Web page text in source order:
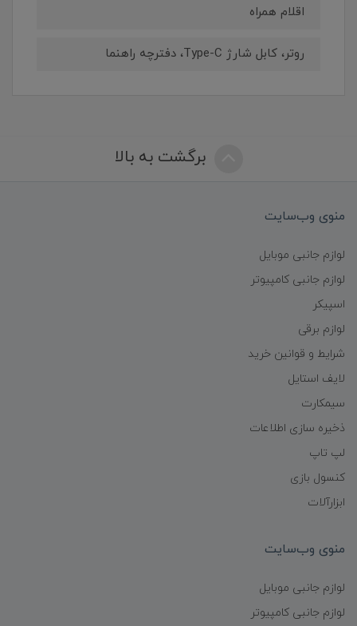
اقلام همراه
روتر، کابل شارژ Type-C، دفترچه راهنما
برگشت به بالا
منوی وب‌سایت
لوازم جانبی موبایل
لوازم جانبی کامپیوتر
اسپیکر
لوازم برقی
شرایط و قوانین خرید
لایف استایل
سیمکارت
ذخیره سازی اطلاعات
لپ تاپ
کنسول بازی
ابزارآلات
منوی وب‌سایت
لوازم جانبی موبایل
لوازم جانبی کامپیوتر